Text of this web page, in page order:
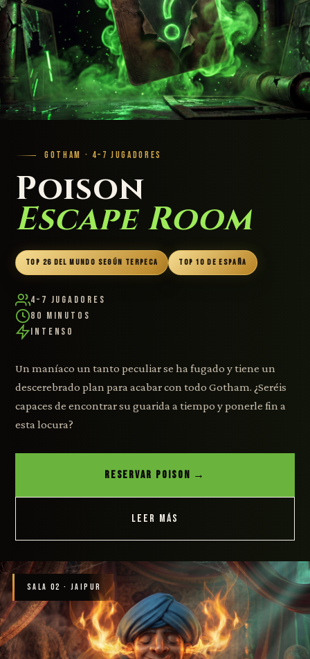
GOTHAM · 4–7 JUGADORES
Poison
Escape Room
TOP 26 DEL MUNDO SEGÚN TERPECA TOP 10 DE ESPAÑA
4–7 Jugadores
80 Minutos
Intenso
Un maníaco un tanto peculiar se ha fugado y tiene un
descerebrado plan para acabar con todo Gotham. ¿Seréis
capaces de encontrar su guarida a tiempo y ponerle fin a
esta locura?
RESERVAR POISON →
LEER MÁS
SALA 02 · JAIPUR